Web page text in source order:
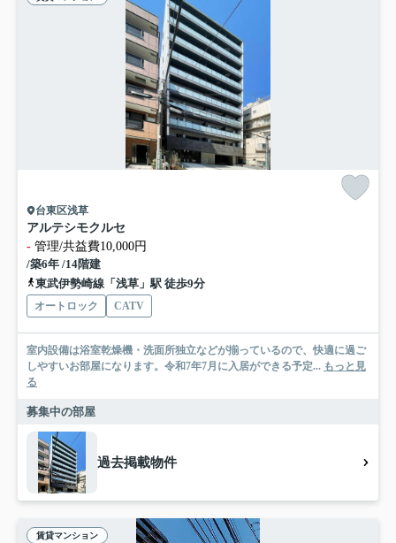
台東区浅草
アルテシモクルセ
- 管理/共益費10,000円
/築6年 /14階建
東武伊勢崎線「浅草」駅 徒歩9分
オートロック CATV
室内設備は浴室乾燥機・洗面所独立などが揃っているので、快適に過ご
しやすいお部屋になります。令和7年7月に入居ができる予定... もっと見
る
募集中の部屋
過去掲載物件
賃貸マンション